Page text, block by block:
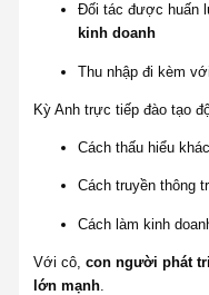
Đối tác được huấn
kinh doanh
Thu nhập đi kèm
Kỳ Anh trực tiếp đào tạo
Cách thấu hiểu
Cách truyền thông
Cách làm kinh
Với cô,con người phát
lớn mạnh